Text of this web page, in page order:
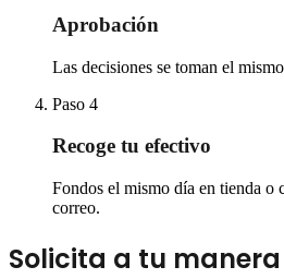
Aprobación
Las decisiones se toman el
Paso 4
Recoge tu efectivo
Fondos el mismo día en tienda o
correo.
Solicita a tu manera